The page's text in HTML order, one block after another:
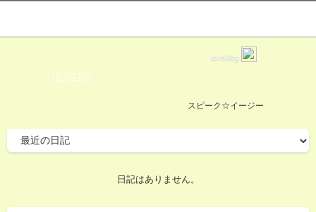
love2log
ぼぶ日記
スピーク☆イージー
日記はありません。